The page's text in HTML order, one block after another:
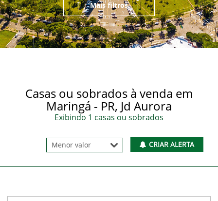
Mais filtros
Casas ou sobrados à venda em
Maringá - PR, Jd Aurora
Exibindo 1 casas ou sobrados
CRIAR ALERTA